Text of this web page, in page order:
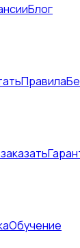
Блог
Правила
Обучение